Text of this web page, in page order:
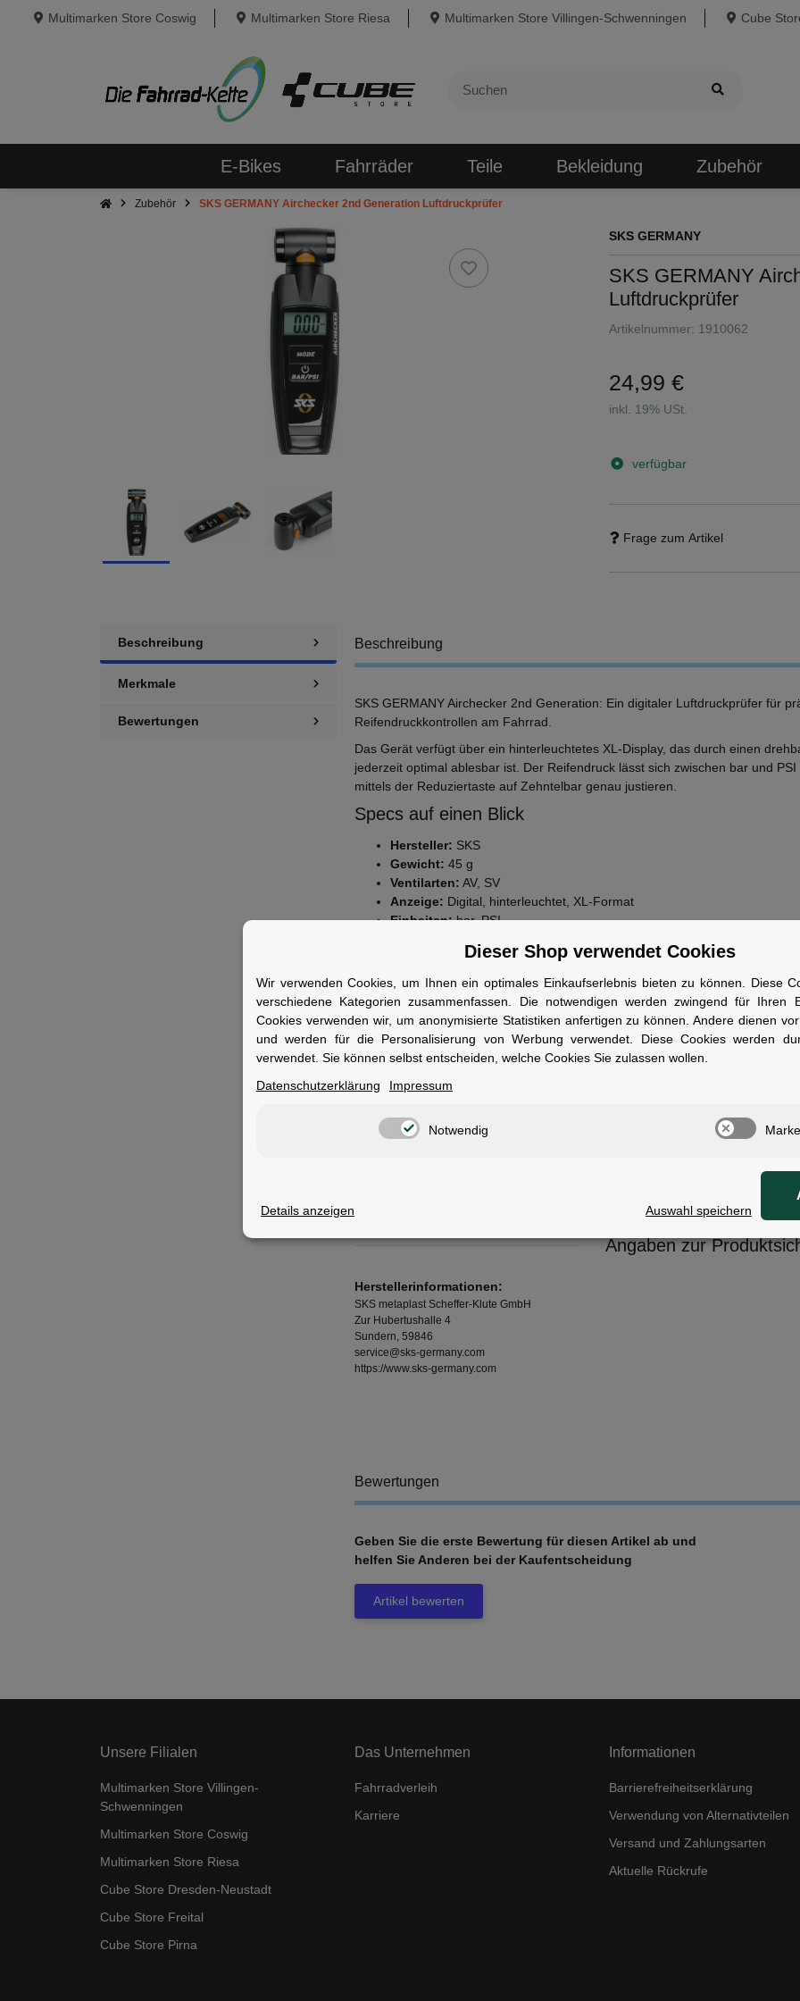
Multimarken Store Coswig Multimarken Store Riesa Multimarken Store Villingen-Schwenningen Cube
E-Bikes Fahrräder Teile Bekleidung Zubehör
Zubehör SKS GERMANY Airchecker 2nd Generation Luftdruckprüfer
SKS GERMANY
SKS GERMANY
Luftdruckprüfer
Artikelnummer: 1910062
24,99 €
inkl. 19% USt.
verfügbar
Frage zum Artikel
Beschreibung
Merkmale
Bewertungen
Beschreibung
SKS GERMANY Airchecker 2nd Generation: Ein digitaler Luftdruckprüfer für
Reifendruckkontrollen am Fahrrad.
Das Gerät verfügt über ein hinterleuchtetes XL-Display, das durch einen
jederzeit optimal ablesbar ist. Der Reifendruck lässt sich zwischen bar und
mittels der Reduziertaste auf Zehntelbar genau justieren.
Specs auf einen Blick
Hersteller: SKS
Gewicht: 45 g
Ventilarten: AV, SV
Anzeige: Digital, hinterleuchtet, XL-Format
Einheiten:bar, PSI
Fuer wen geeignet
Ideal für Radfahrer, die eine exakte und einfache Kontrolle des Reifendrucks
Ventilarten benötigen.
Merkmale
Angaben zur
Herstellerinformationen:
SKS metaplast Scheffer-Klute GmbH
Zur Hubertushalle 4
Sundern, 59846
service@sks-germany.com
https://www.sks-germany.com
Bewertungen
Geben Sie die erste Bewertung für diesen Artikel ab und
helfen Sie Anderen bei der Kaufentscheidung
Artikel bewerten
Unsere Filialen
Multimarken Store Villingen-
Schwenningen
Multimarken Store Coswig
Multimarken Store Riesa
Cube Store Dresden-Neustadt
Cube Store Freital
Cube Store Pirna
Das Unternehmen
Fahrradverleih
Karriere
Informationen
Barrierefreiheitserklärung
Verwendung von Alternativteilen
Versand und Zahlungsarten
Aktuelle Rückrufe
Dieser Shop verwendet Cookies
Wir verwenden Cookies, um Ihnen ein optimales Einkaufserlebnis bieten zu können. Diese
verschiedene Kategorien zusammenfassen. Die notwendigen werden zwingend für Ihren
Cookies verwenden wir, um anonymisierte Statistiken anfertigen zu können. Andere dienen
und werden für die Personalisierung von Werbung verwendet. Diese Cookies werden
verwendet. Sie können selbst entscheiden, welche Cookies Sie zulassen wollen.
Datenschutzerklärung
Impressum
Notwendig
Details anzeigen Auswahl speichern